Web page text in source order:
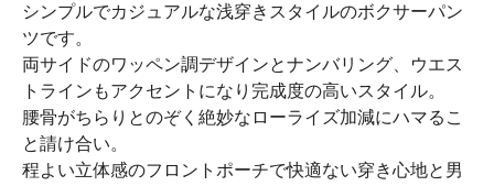
シンプルでカジュアルな浅穿きスタイルのボクサーパン
ツです。
両サイドのワッペン調デザインとナンバリング、ウエス
トラインもアクセントになり完成度の高いスタイル。
腰骨がちらりとのぞく絶妙なローライズ加減にハマるこ
と請け合い。
程よい立体感のフロントポーチで快適ない穿き心地と男